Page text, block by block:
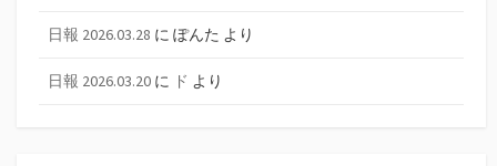
日報 2026.03.28 に ぽんた より
日報 2026.03.20 に ド より